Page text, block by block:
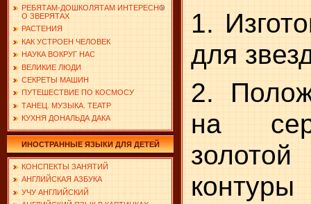
РЕБЯТАМ-ДОШКОЛЯТАМ ИНТЕРЕСНО
О ЗВЕРЯТАХ
РАСТЕНИЯ
КАК УСТРОЕН ЧЕЛОВЕК
НАУКА ВОКРУГ НАС
ВЕЛИКИЕ ЛЮДИ
СЕКРЕТЫ МАШИН
ПУТЕШЕСТВИЕ ПО КОСМОСУ
ТАНЕЦ. МУЗЫКА. ТЕАТР
КУХНЯ ДОНАЛЬДА ДАКА
ИНОСТРАННЫЕ ЯЗЫКИ ДЛЯ ДЕТЕЙ
КОНСПЕКТЫ ЗАНЯТИЙ
АНГЛИЙСКАЯ АЗБУКА
УЧУ АНГЛИЙСКИЙ
1.
для
2.
на